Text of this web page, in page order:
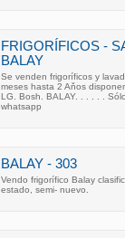
FRIGORÍFICOS -
BALAY
Se venden frigoríficos y
meses hasta 2 Aňos
LG. Bosh. BALAY. . . . . .
whatsapp
BALAY - 303
Vendo frigorífico Balay
estado, semi- nuevo.